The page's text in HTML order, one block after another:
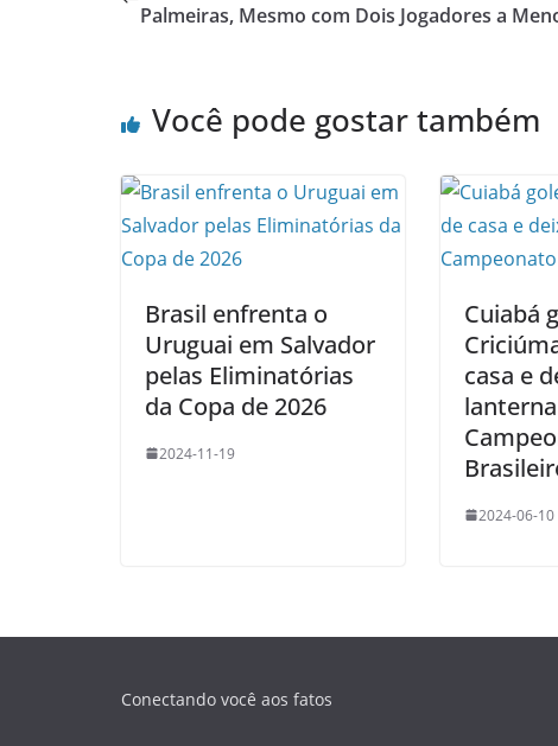
Palmeiras, Mesmo com Dois Jogadores a
Você pode gostar também
Brasil enfrenta o
Uruguai em Salvador
pelas Eliminatórias
da Copa de 2026
2024-11-19
Cuiabá
casa e
2024-06-10
Conectando você aos fatos